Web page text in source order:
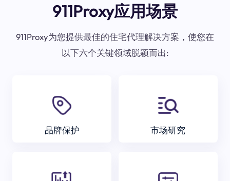
911Proxy应用场景
911Proxy为您提供最佳的住宅代理解决方案，使您在
以下六个关键领域脱颖而出:
品牌保护 市场研究